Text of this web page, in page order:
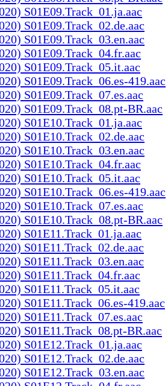
S01E09.Track_01.ja.aac
S01E09.Track_02.de.aac
S01E09.Track_03.en.aac
S01E09.Track_04.fr.aac
S01E09.Track_05.it.aac
S01E09.Track_06.es-419.aac
S01E09.Track_07.es.aac
S01E09.Track_08.pt-BR.aac
S01E10.Track_01.ja.aac
S01E10.Track_02.de.aac
S01E10.Track_03.en.aac
S01E10.Track_04.fr.aac
S01E10.Track_05.it.aac
S01E10.Track_06.es-419.aac
S01E10.Track_07.es.aac
S01E10.Track_08.pt-BR.aac
S01E11.Track_01.ja.aac
S01E11.Track_02.de.aac
S01E11.Track_03.en.aac
S01E11.Track_04.fr.aac
S01E11.Track_05.it.aac
S01E11.Track_06.es-419.aac
S01E11.Track_07.es.aac
S01E11.Track_08.pt-BR.aac
S01E12.Track_01.ja.aac
S01E12.Track_02.de.aac
S01E12.Track_03.en.aac